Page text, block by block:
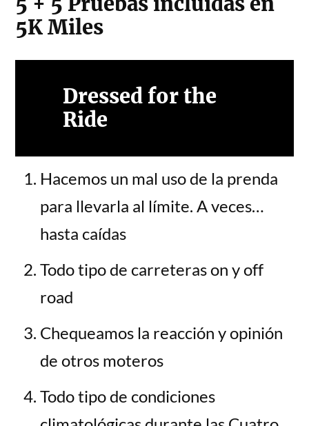
5K Miles
Dressed for the
Ride
Hacemos un mal uso de la prenda
para llevarla al límite. A veces…
hasta caídas
Todo tipo de carreteras on y off
road
Chequeamos la reacción y opinión
de otros moteros
Todo tipo de condiciones